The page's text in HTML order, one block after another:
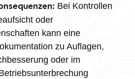
Bei Kontrollen
oder
kann eine
zu Auflagen,
oder im